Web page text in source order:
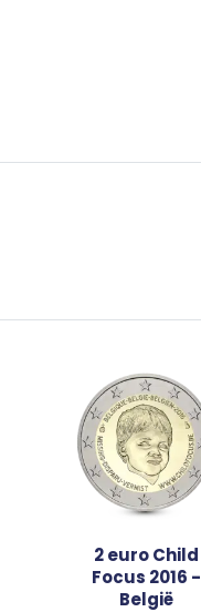
2 euro Child
Focus 2016 -
België